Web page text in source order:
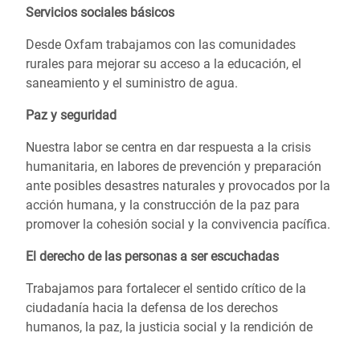
Servicios sociales básicos
Desde Oxfam trabajamos con las comunidades
rurales para mejorar su acceso a la educación, el
saneamiento y el suministro de agua.
Paz y seguridad
Nuestra labor se centra en dar respuesta a la crisis
humanitaria, en labores de prevención y preparación
ante posibles desastres naturales y provocados por la
acción humana, y la construcción de la paz para
promover la cohesión social y la convivencia pacífica.
El derecho de las personas a ser escuchadas
Trabajamos para fortalecer el sentido crítico de la
ciudadanía hacia la defensa de los derechos
humanos, la paz, la justicia social y la rendición de